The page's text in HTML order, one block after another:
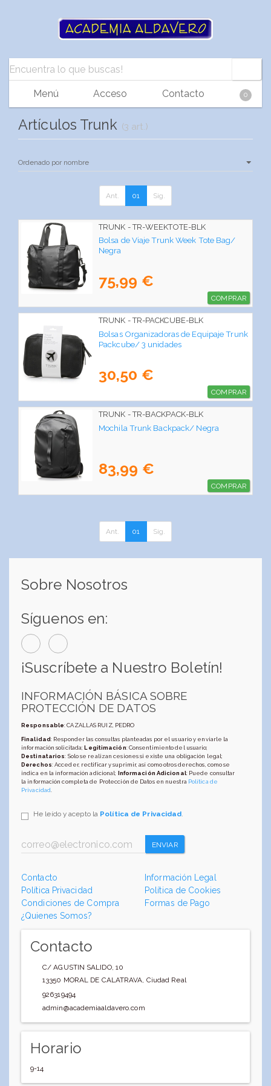
Menú Acceso Contacto 0
Artículos Trunk (3 art.)
Ant. 01 Sig.
TRUNK - TR-WEEKTOTE-BLK
Bolsa de Viaje Trunk Week Tote Bag/
Negra
75,99 €
COMPRAR
TRUNK - TR-PACKCUBE-BLK
Bolsas Organizadoras de Equipaje Trunk
Packcube/ 3 unidades
30,50 €
COMPRAR
TRUNK - TR-BACKPACK-BLK
Mochila Trunk Backpack/ Negra
83,99 €
COMPRAR
Ant. 01 Sig.
Sobre Nosotros
Síguenos en:
¡Suscríbete a Nuestro Boletín!
INFORMACIÓN BÁSICA SOBRE
PROTECCIÓN DE DATOS
Responsable: CAZALLAS RUIZ, PEDRO
Finalidad: Responder las consultas planteadas por el usuario y enviarle la
información solicitada;Legitimación: Consentimiento del usuario;
Destinatarios: Solo se realizan cesiones si existe una obligación legal;
Derechos: Acceder, rectificar y suprimir, así como otros derechos, como se
indica en la información adicional; Información Adicional: Puede consultar
la información completa de Protección de Datos en nuestra Política de
Privacidad
He leído y acepto la Política de Privacidad.
ENVIAR
Contacto
Información Legal
Política Privacidad
Política de Cookies
Condiciones de Compra
Formas de Pago
¿Quienes Somos?
Contacto
C/ AGUSTIN SALIDO, 10
13350 MORAL DE CALATRAVA, Ciudad Real
926319494
admin@academiaaldavero.com
Horario
9-14